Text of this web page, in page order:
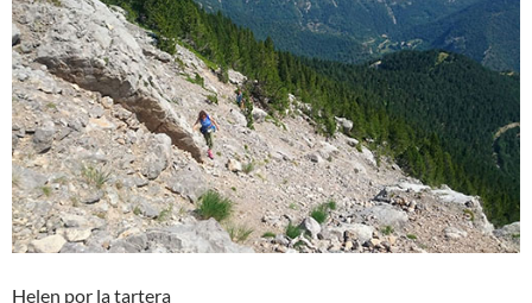
Helen por la tartera